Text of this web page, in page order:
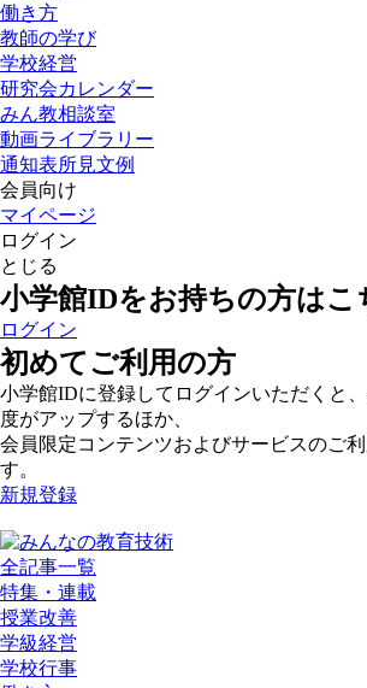
働き方
教師の学び
学校経営
研究会カレンダー
みん教相談室
動画ライブラリー
通知表所見文例
会員向け
マイページ
ログイン
とじる
小学館IDをお持ちの方はこ
ログイン
初めてご利用の方
小学館IDに登録してログインいただくと
度がアップするほか、
会員限定コンテンツおよびサービスのご
す。
新規登録
全記事一覧
特集・連載
授業改善
学級経営
学校行事